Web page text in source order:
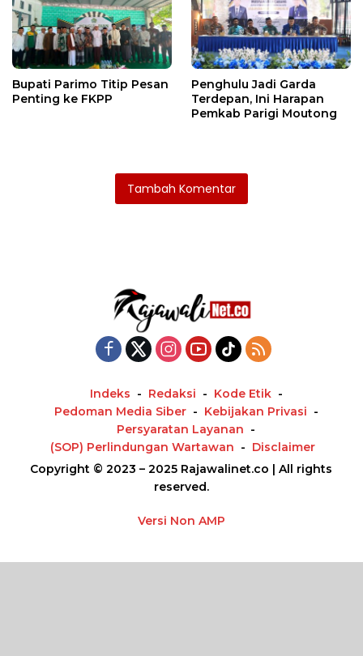
Bupati Parimo Titip Pesan
Penting ke FKPP
Penghulu Jadi Garda
Terdepan, Ini Harapan
Pemkab Parigi Moutong
Tambah Komentar
Indeks Redaksi
Kode Etik
Pedoman Media Siber
Kebijakan Privasi
Persyaratan Layanan
(SOP) Perlindungan Wartawan
Disclaimer
Copyright © 2023 – 2025 Rajawalinet.co | All rights
reserved.
Versi Non AMP